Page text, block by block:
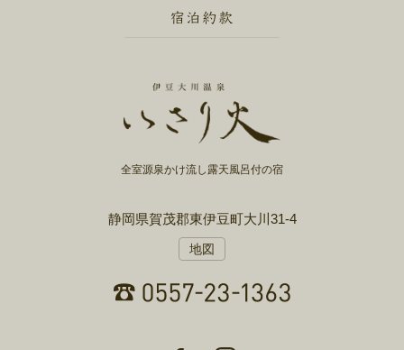
全室源泉かけ流し露天風呂付の宿
静岡県賀茂郡東伊豆町大川31-4
地図